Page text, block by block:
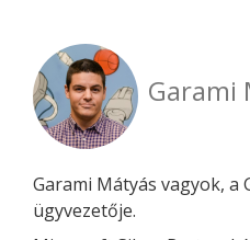
Garami
Garami Mátyás vagyok, a
ügyvezetője.